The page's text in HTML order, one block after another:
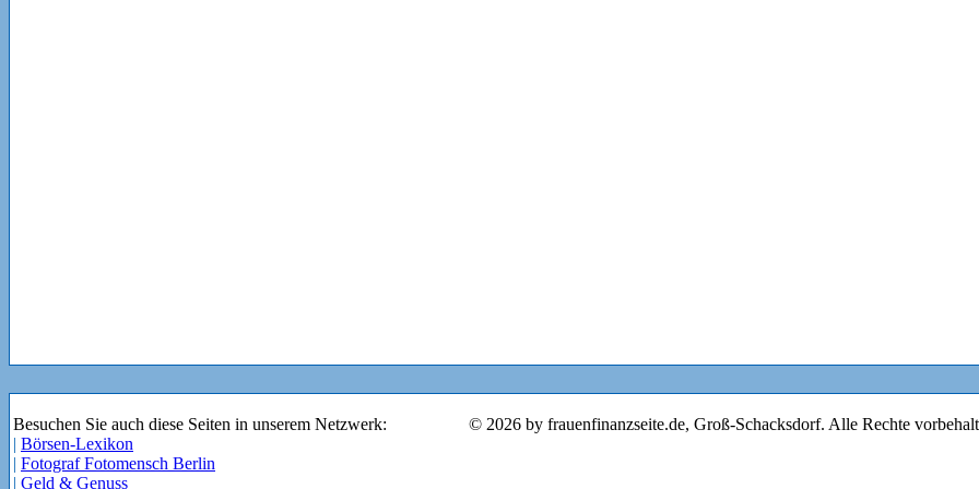
Besuchen Sie auch diese Seiten in unserem Netzwerk:
| Börsen-Lexikon
| Fotograf Fotomensch Berlin
| Geld & Genuss
© 2026 by frauenfinanzseite.de, Groß-Schacksdorf. Alle Rechte